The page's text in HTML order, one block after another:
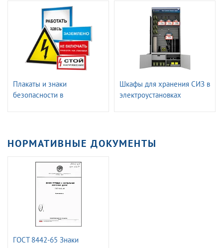
Плакаты и знаки
безопасности в
Шкафы для хранения СИЗ в
электроустановках
НОРМАТИВНЫЕ ДОКУМЕНТЫ
ГОСТ 8442-65 Знаки